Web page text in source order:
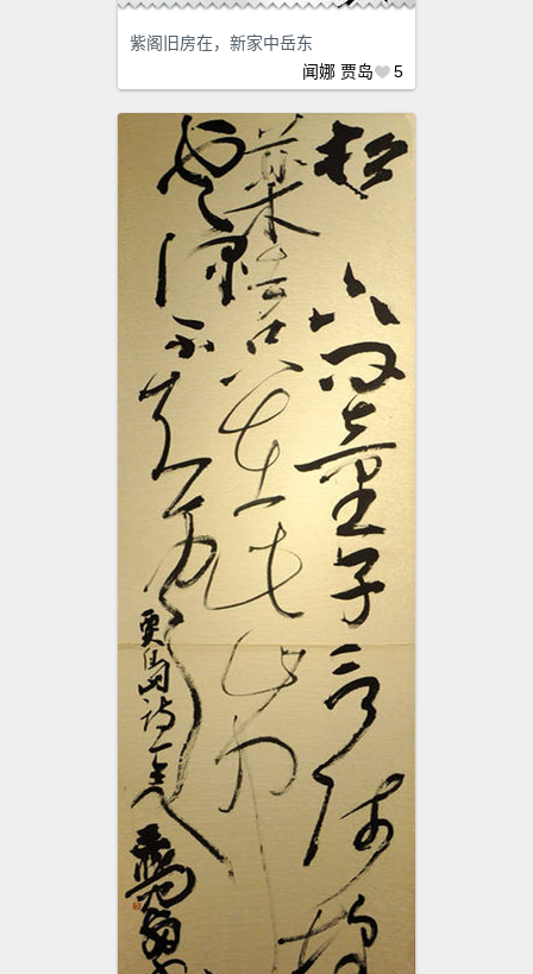
紫阁旧房在，新家中岳东
闻娜 贾岛 5